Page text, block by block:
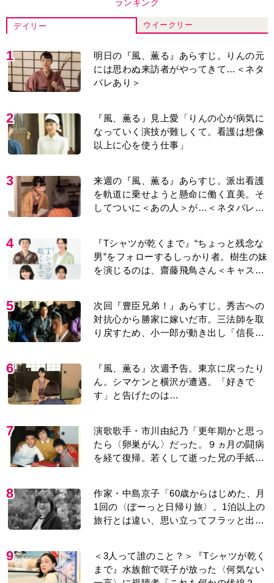
ランキング
デイリー ウイークリー
1
明日の『風、薫る』あらすじ。りんの元
には思わぬ来訪者がやってきて…＜ネタ
バレあり＞
2
『風、薫る』見上愛「りんの心が病気に
なっていく演技が難しくて。看護は想像
以上に心を使う仕事」
3
来週の『風、薫る』あらすじ。派出看護
を軌道に乗せようと懸命に働く直美。そ
してついに＜あの人＞が…＜ネタバレあ
4
『Tシャツが乾くまで』“ちょっと残念な
男”をフォローするしっかり者。樹生の妹
を演じるのは、齋藤飛鳥さん＜キャスト
5
次回『豊臣兄弟！』あらすじ。秀吉への
対抗心から勝家に嫁いだ市。三法師を取
り戻すため、小一郎が動き出し「信長の
6
『風、薫る』次週予告。東京に戻ったり
ん。シマケンと横沢が遭遇。「好きで
す」と告げたのは…
7
演歌歌手・市川由紀乃「更年期かと思っ
たら〈卵巣がん〉だった。９ヵ月の闘病
を経て復帰。若くして逝った兄の手紙を
8
作家・中島京子「60歳からはじめた、月
1回の〈ぼーっと日帰り旅〉。1泊以上の
旅行とは違い、思い立ってフラッと出か
9
＜3人って誰のこと？＞『Tシャツが乾く
まで』水族館で咲子が放った〈何気ない